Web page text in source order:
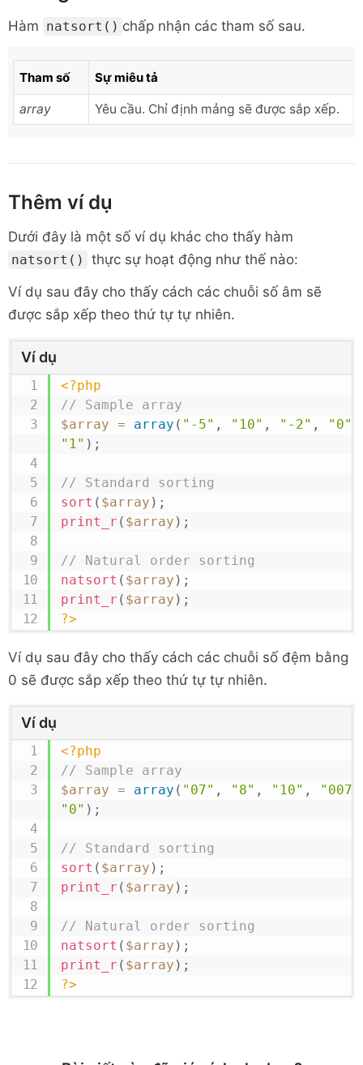
Hàm natsort() chấp nhận các tham số sau.
Tham số Sự miêu tả
array Yêu cầu. Chỉ định mảng sẽ được sắp xếp.
Thêm ví dụ
Dưới đây là một số ví dụ khác cho thấy hàm
natsort()
thực sự hoạt động như thế nào:
Ví dụ sau đây cho thấy cách các chuỗi số âm sẽ
được sắp xếp theo thứ tự tự nhiên.
Ví dụ
<?php
// Sample array
$array = array ( "-5" , "10" , "-2" , "0"
"1" ) ;
// Standard sorting
sort ( $array ) ;
print_r ( $array ) ;
// Natural order sorting
natsort ( $array ) ;
print_r ( $array ) ;
?>
Ví dụ sau đây cho thấy cách các chuỗi số đệm bằng
0 sẽ được sắp xếp theo thứ tự tự nhiên.
Ví dụ
<?php
// Sample array
$array = array ( "07" , "8" , "10" , "007"
"0" ) ;
// Standard sorting
sort ( $array ) ;
print_r ( $array ) ;
// Natural order sorting
natsort ( $array ) ;
print_r ( $array ) ;
?>